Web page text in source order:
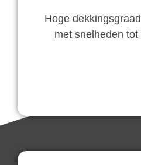
Hoge
met snelheden